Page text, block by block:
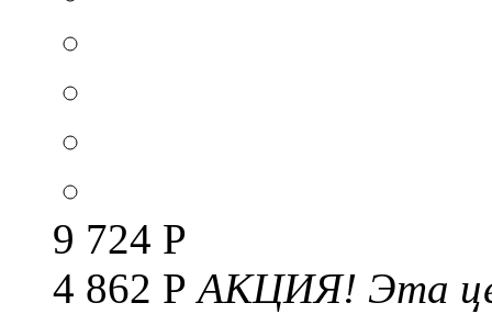
9 724 Р
4 862 РАКЦИЯ! Эта